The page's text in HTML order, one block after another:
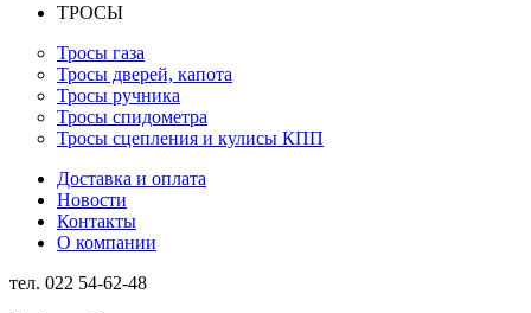
ТРОСЫ
Тросы газа
Тросы дверей, капота
Тросы ручника
Тросы спидометра
Тросы сцепления и кулисы КПП
Доставка и оплата
Новости
Контакты
О компании
тел. 022 54-62-48